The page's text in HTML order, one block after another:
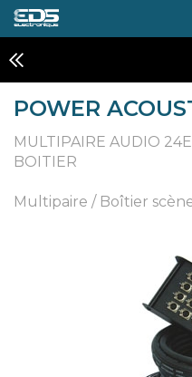
POWER
MULTIPAIRE AUDIO
BOITIER
Multipaire / Boîtier